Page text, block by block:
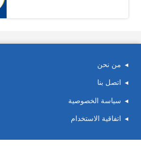
من نحن
اتصل بنا
سياسة الخصوصية
اتفاقية الاستخدام